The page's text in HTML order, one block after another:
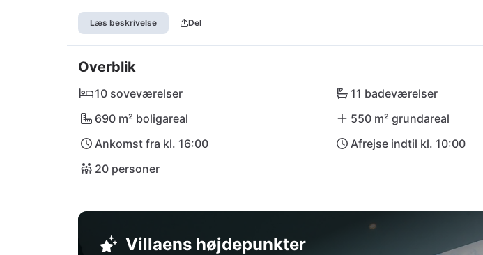
opvarmede pool indbyder til et bad året rundt, mens afslapning er i
spabad. Kun få skridt adskiller dig fra stranden Suhi potok - dyk ned i det
Adriaterhavsvand! Kulinariske oplevelser kan findes på den nærliggende
Posejdon eller tilbered lækkerier med produkter fra supermarkedet
pulserende bymidte ligger kun en kort køretur derfra; det majestætiske
Læs beskrivelse Del
Overblik
10 soveværelser
11 badeværelser
690 m² boligareal
550 m² grundareal
Ankomst fra kl. 16:00
Afrejse indtil kl. 10:00
20 personer
Villaens højdepunkter